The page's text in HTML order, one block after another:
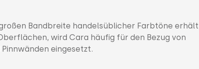
Bandbreite handelsüblicher Farbtöne
wird Cara häufig für den Bezug von
eingesetzt.